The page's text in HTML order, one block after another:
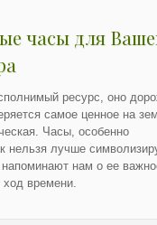
часы для
ресурс, оно
самое ценное на
Часы, особенно
нельзя лучше
напоминают нам о ее
времени.